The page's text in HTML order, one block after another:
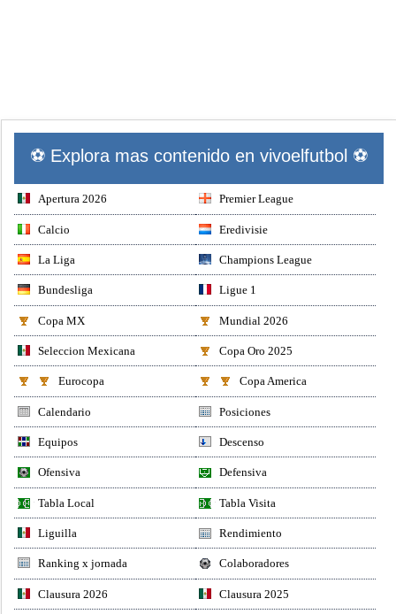
⚽ Explora mas contenido en vivoelfutbol ⚽
Apertura 2026 Premier League
Calcio Eredivisie
La Liga Champions League
Bundesliga Ligue 1
Copa MX Mundial 2026
Seleccion Mexicana Copa Oro 2025
Eurocopa Copa America
Calendario Posiciones
Equipos Descenso
Ofensiva Defensiva
Tabla Local Tabla Visita
Liguilla Rendimiento
Ranking x jornada Colaboradores
Clausura 2026 Clausura 2025